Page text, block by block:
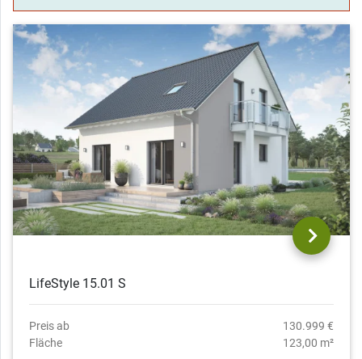
LifeStyle 15.01 S
Preis ab
130.999 €
Fläche
123,00 m²